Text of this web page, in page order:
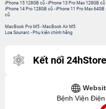
iPhone 15 128GB cũ -iPhone 13 Pro Max 128GB cũ
iPhone 14 Pro 128GB cũ -iPhone 11 Pro Max 64GB
cũ
MacBook Pro M5 - MacBook Air M5
Loa Sounarc - Phụ kiện chính hãng
Kết nối 24hStore
Bệnh Viện